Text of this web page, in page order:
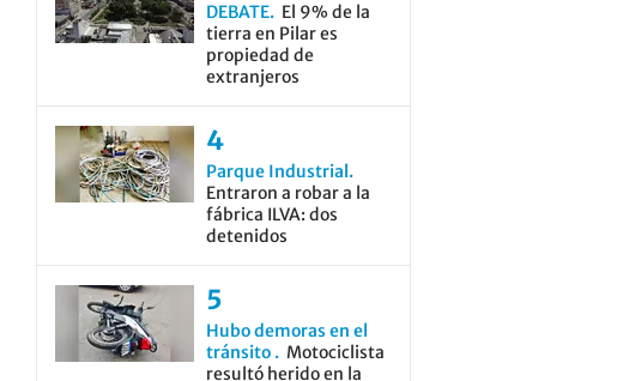
DEBATE
El 9% de la
tierra en Pilar es
propiedad de
extranjeros
Parque Industrial
Entraron a robar a la
fábrica ILVA: dos
detenidos
Hubo demoras en el
tránsito
Motociclista
resultó herido en la